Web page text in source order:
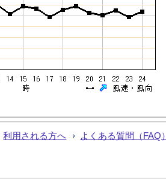
利用される方へ よくある質問（FAQ）